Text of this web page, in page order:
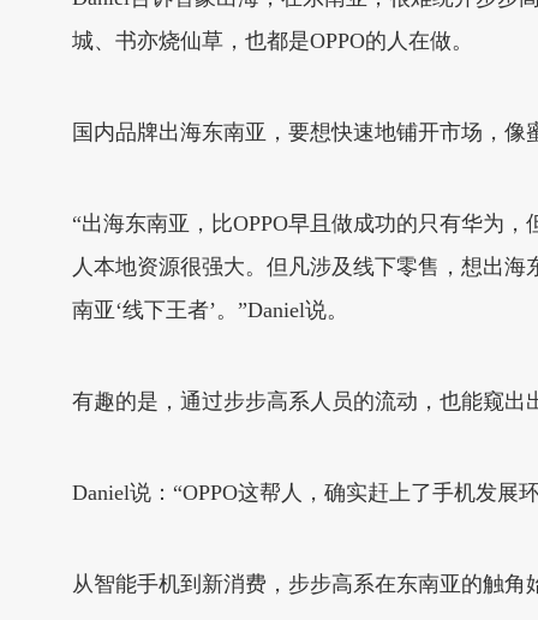
城、书亦烧仙草，也都是OPPO的人在做。
国内品牌出海东南亚，要想快速地铺开市场，
“出海东南亚，比OPPO早且做成功的只有华为
人本地资源很强大。但凡涉及线下零售，想出
南亚‘线下王者’。”Daniel说。
有趣的是，通过步步高系人员的流动，也能窥出
Daniel说：“OPPO这帮人，确实赶上了手机发
从智能手机到新消费，步步高系在东南亚的触角